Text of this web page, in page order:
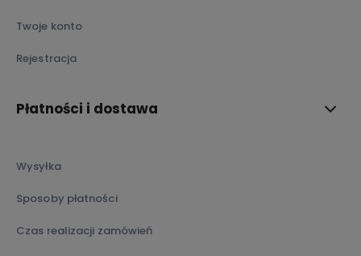
Twoje konto
Rejestracja
Płatności i dostawa
Wysyłka
Sposoby płatności
Czas realizacji zamówień